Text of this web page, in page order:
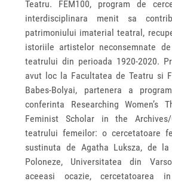
Teatru. FEM100, program de
interdisciplinara menit sa
patrimoniului imaterial teatral,
istoriile artistelor neconsemnate
teatrului din perioada 1920-2020.
avut loc la Facultatea de Teatru si
Babes-Bolyai, partenera a
conferinta Researching Women’s
Feminist Scholar in the Archives/
teatrului femeilor: o cercetatoare
sustinuta de Agatha Luksza, de
Poloneze, Universitatea din
aceeasi ocazie, cercetatoarea